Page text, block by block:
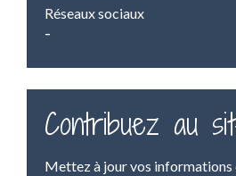
Réseaux sociaux
-
Contribuez au
Mettez à jour vos informations